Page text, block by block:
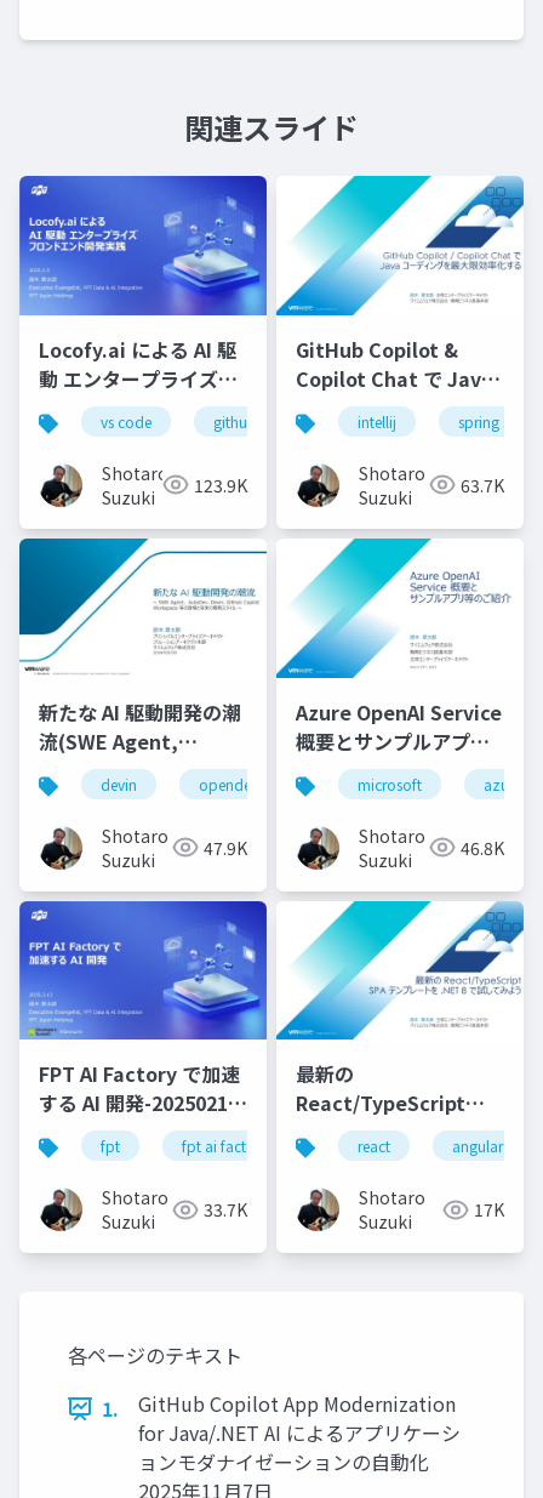
関連スライド
Locofy.ai による AI 駆
動 エンタープライズフ
ロンドエンド開発実践-
s
vs code github copilot gemini locofy.ai
Shotaro
Suzuki
123.9K
GitHub Copilot &
Copilot Chat で Java
コーディングを最大限
効率化する-配布用
intellij spring starter
Shotaro
Suzuki
63.7K
新たな AI 駆動開発の潮
流(SWE Agent,
AutoDev,Devin,
GitHub Copilot
Workspace等)
devin opendevin azure autodev
Shotaro
Suzuki
47.9K
Azure OpenAI Service
概要とサンプルアプリ
等のご紹介
microsoft azure
Shotaro
Suzuki
46.8K
FPT AI Factory で加速
する AI 開発-20250213-
公開版fpt fpt ai factory generative ai azure
Shotaro
Suzuki
33.7K
最新の
React/TypeScript
SPA テンプレートを
.NET 8 で試してみよう
react angular
Shotaro
Suzuki
17K
各ページのテキスト
1.
GitHub Copilot App Modernization
for Java/.NET AI によるアプリケーシ
ョンモダナイゼーションの⾃動化
2025年11⽉7⽇